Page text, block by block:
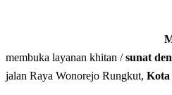
membuka layanan khitan /sunat
jalan Raya Wonorejo Rungkut, Kota